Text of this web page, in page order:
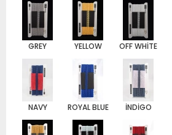
GREY YELLOW OFF WHİTE
NAVY ROYAL BLUE İNDİGO